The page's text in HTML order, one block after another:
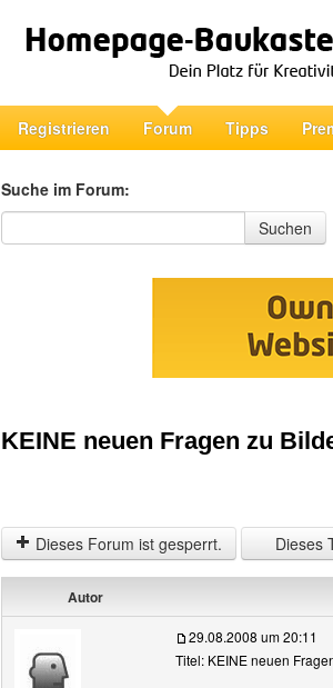
Registrieren Forum Tipps
Suche im Forum:
Suche im Forum
Suchen
KEINE neuen Fragen zu
Dieses Forum ist gesperrt. Dieses
Autor
29.08.2008 um 20:11
Titel: KEINE neuen